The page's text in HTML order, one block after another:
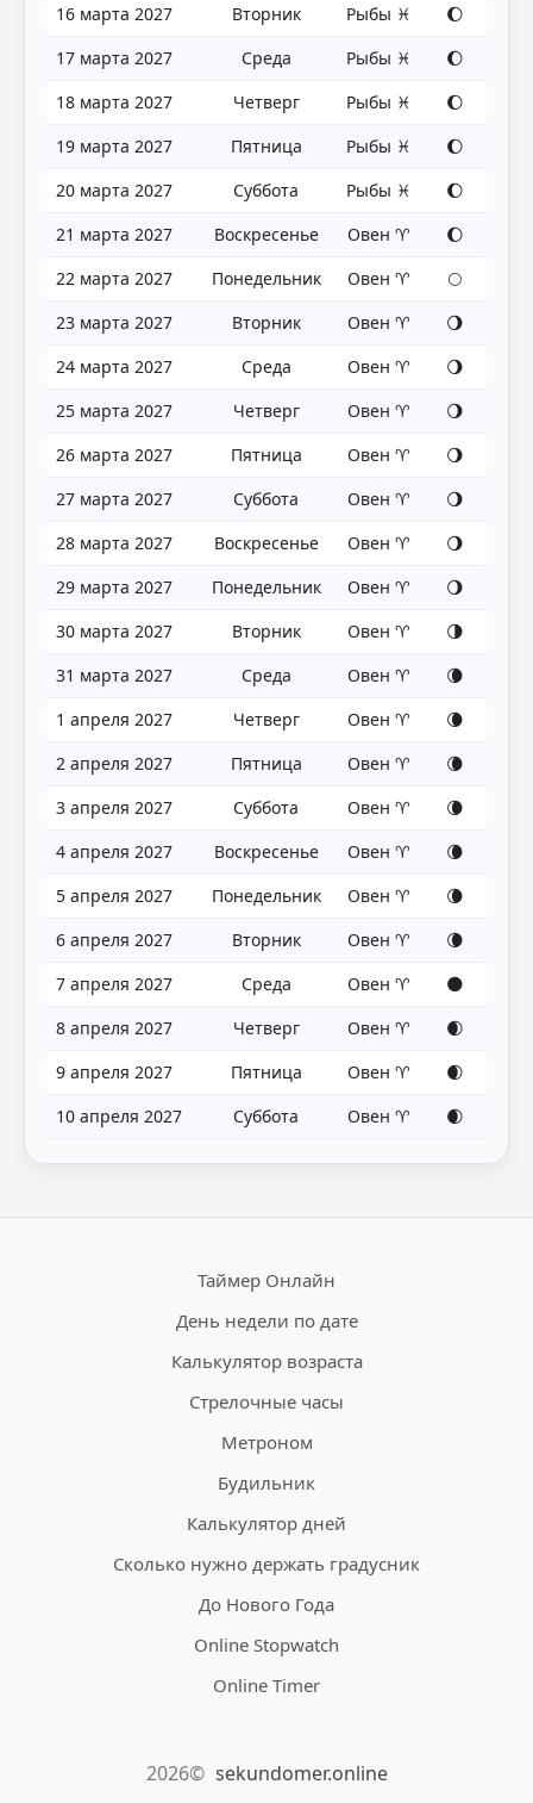
16 марта 2027
Вторник Рыбы ♓
🌔
17 марта 2027
Среда Рыбы ♓
🌔
18 марта 2027
Четверг Рыбы ♓
🌔
19 марта 2027
Пятница Рыбы ♓
🌔
20 марта 2027
Суббота Рыбы ♓
🌔
21 марта 2027
Воскресенье Овен ♈
🌔
22 марта 2027
Понедельник Овен ♈
🌕
23 марта 2027
Вторник Овен ♈
🌖
24 марта 2027
Среда Овен ♈
🌖
25 марта 2027
Четверг Овен ♈
🌖
26 марта 2027
Пятница Овен ♈
🌖
27 марта 2027
Суббота Овен ♈
🌖
28 марта 2027
Воскресенье Овен ♈
🌖
29 марта 2027
Понедельник Овен ♈
🌖
30 марта 2027
Вторник Овен ♈
🌗
31 марта 2027
Среда Овен ♈
🌘
1 апреля 2027
Четверг Овен ♈
🌘
2 апреля 2027
Пятница Овен ♈
🌘
3 апреля 2027
Суббота Овен ♈
🌘
4 апреля 2027
Воскресенье Овен ♈
🌘
5 апреля 2027
Понедельник Овен ♈
🌘
6 апреля 2027
Вторник Овен ♈
🌘
7 апреля 2027
Среда Овен ♈
🌑
8 апреля 2027
Четверг Овен ♈
🌒
9 апреля 2027
Пятница Овен ♈
🌒
10 апреля 2027
Суббота Овен ♈ 🌒
Таймер Онлайн
День недели по дате
Калькулятор возраста
Стрелочные часы
Метроном
Будильник
Калькулятор дней
Сколько нужно держать градусник
До Нового Года
Online Stopwatch
Online Timer
2026© sekundomer.online